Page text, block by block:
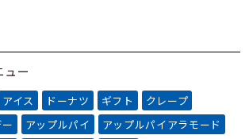
ュー
アイス ドーナツ ギフト
クレープ
アップルパイ
アップルパイアラモード